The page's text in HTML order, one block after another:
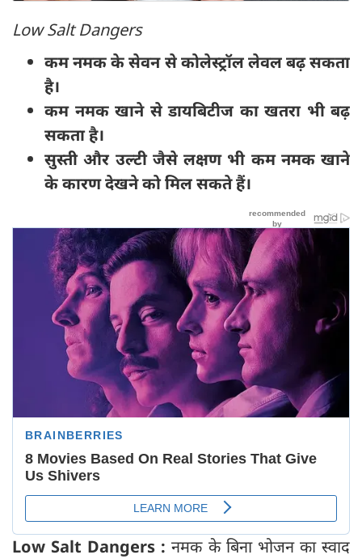
Low Salt Dangers
कम नमक के सेवन से कोलेस्ट्रॉल लेवल बढ़ सकता
है।
कम नमक खाने से डायबिटीज का खतरा भी बढ़
सकता है।
सुस्ती और उल्टी जैसे लक्षण भी कम नमक खाने
के कारण देखने को मिल सकते हैं।
Low Salt Dangers : नमक के बिना भोजन का स्वाद